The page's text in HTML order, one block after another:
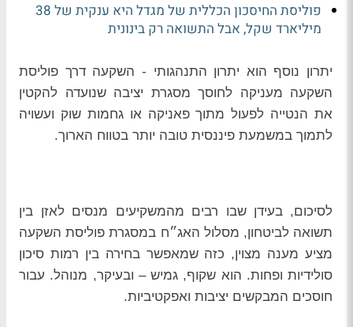
פוליסת החיסכון הכללית של מגדל היא ענקית של 38
מיליארד שקל, אבל התשואה רק בינונית
יתרון נוסף הוא יתרון התנהגותי - השקעה דרך פוליסת
השקעה מעניקה לחוסך מסגרת יציבה שנועדה להקטין
את הנטייה לפעול מתוך פאניקה או גחמות שוק ועשויה
לתמוך במשמעת פיננסית טובה יותר בטווח הארוך.
לסיכום, בעידן שבו רבים מהמשקיעים מנסים לאזן בין
תשואה לביטחון, מסלול האג״ח במסגרת פוליסת השקעה
מציע מענה מצוין, כזה שמאפשר בחירה בין רמות סיכון
סולידיות ופחות. הוא שקוף, גמיש – ובעיקר, מנוהל. עבור
חוסכים המבקשים יציבות ואפקטיביות.